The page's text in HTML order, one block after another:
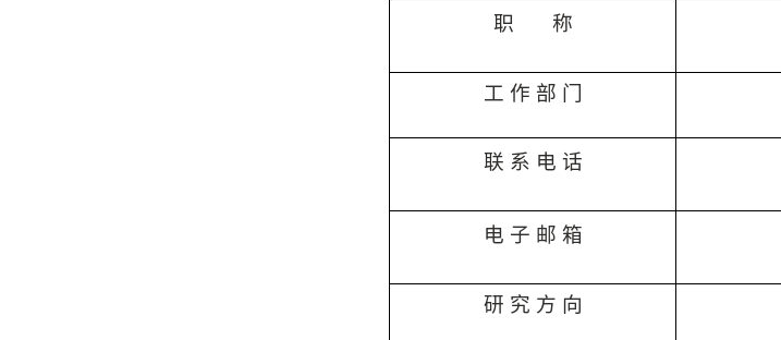
职 称
工 作 部 门
联 系 电 话
电 子 邮 箱
研 究 方 向